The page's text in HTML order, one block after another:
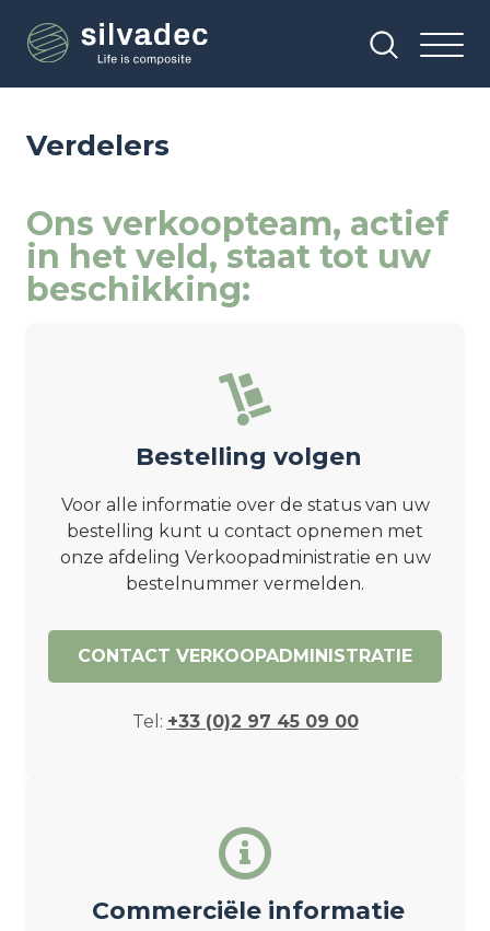
naar
Verdelers
Ons verkoopteam, actief
in het veld, staat tot uw
beschikking:
Bestelling volgen
Voor alle informatie over de status van uw
bestelling kunt u contact opnemen met
onze afdeling Verkoopadministratie en uw
bestelnummer vermelden.
CONTACT VERKOOPADMINISTRATIE
Tel: +33 (0)2 97 45 09 00
Commerciële informatie